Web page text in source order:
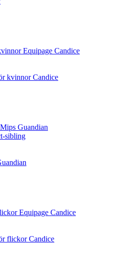
kvinnor Candice
flickor Candice